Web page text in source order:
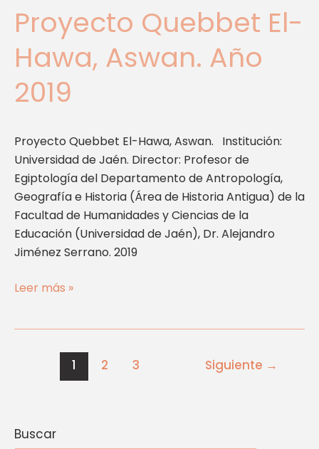
Buscar
Proyecto Quebbet El-
Hawa, Aswan. Año
2019
Proyecto Quebbet El-Hawa, Aswan. Institución:
Universidad de Jaén. Director: Profesor de
Egiptología del Departamento de Antropología,
Geografía e Historia (Área de Historia Antigua) de la
Facultad de Humanidades y Ciencias de la
Educación (Universidad de Jaén), Dr. Alejandro
Jiménez Serrano. 2019
Leer más »
1 2 3 Siguiente →